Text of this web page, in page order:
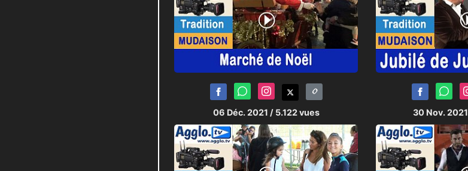
06 Déc. 2021 / 5.122 vues 30 Nov. 2021